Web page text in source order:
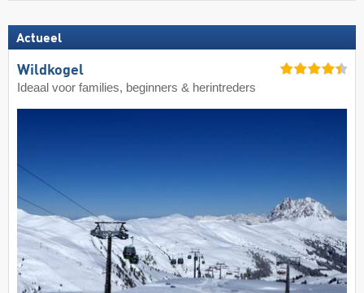
Actueel
Wildkogel
Ideaal voor families, beginners & herintreders